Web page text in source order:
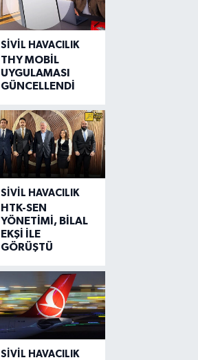
SIVIL HAVACILIK
THY MOBİL
UYGULAMASI
GÜNCELLENDİ
SIVIL HAVACILIK
HTK-SEN
YÖNETİMİ, BİLAL
EKŞİ İLE
GÖRÜŞTÜ
SIVIL HAVACILIK